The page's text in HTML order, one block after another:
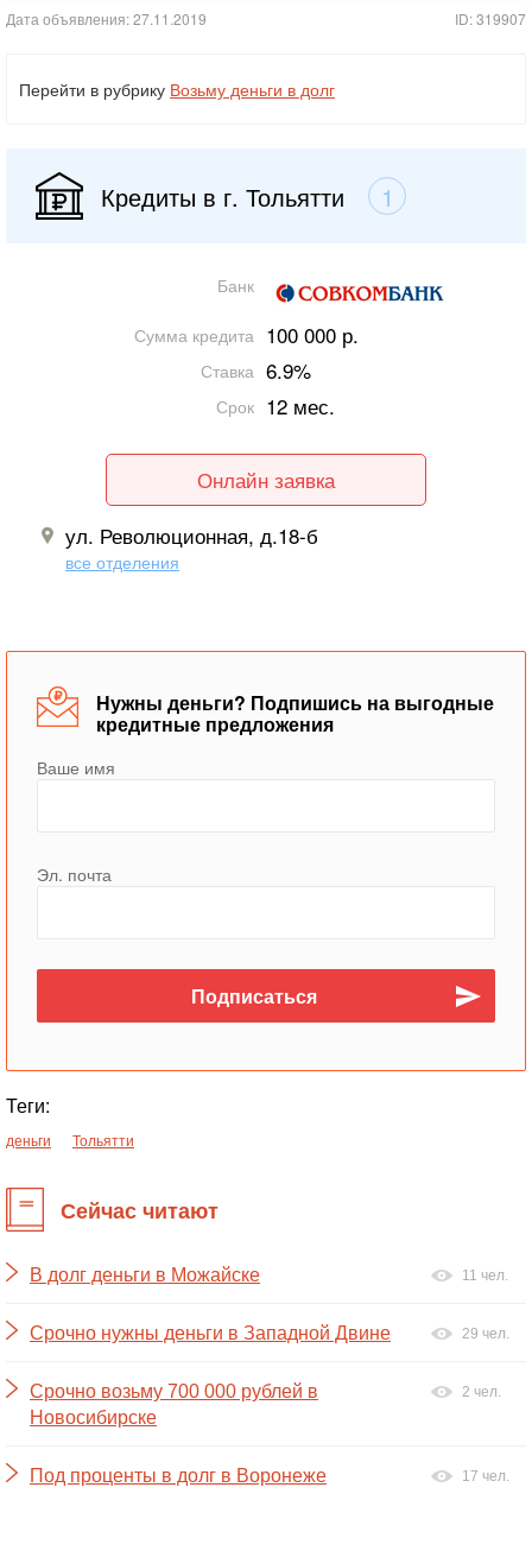
Дата объявления: 27.11.2019 ID: 319907
Перейти в рубрику Возьму деньги в долг
Кредиты в г. Тольятти 1
Банк
Сумма кредита 100 000 р.
Ставка 6.9%
Срок 12 мес.
Онлайн заявка
ул. Революционная, д.18-б
все отделения
Нужны деньги? Подпишись на выгодные
кредитные предложения
Ваше имя
Эл. почта
Теги:
деньги Тольятти
Сейчас читают
В долг деньги в Можайске 11 чел.
Срочно нужны деньги в Западной Двине 29 чел.
Срочно возьму 700 000 рублей в
Новосибирске
2 чел.
Под проценты в долг в Воронеже 17 чел.